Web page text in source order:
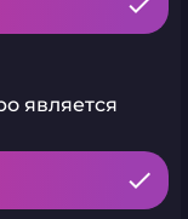
является